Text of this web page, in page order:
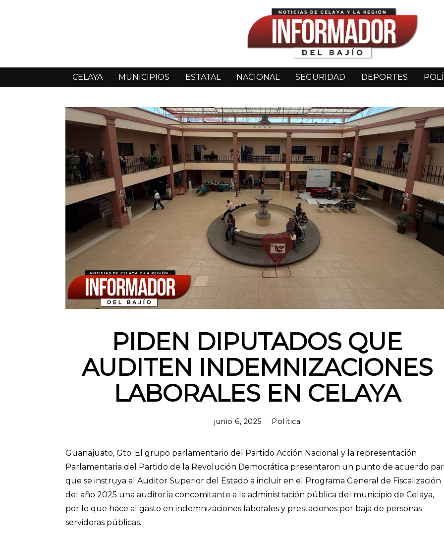
CELAYA MUNICIPIOS ESTATAL NACIONAL SEGURIDAD DEPORTES
PIDEN DIPUTADOS QUE
AUDITEN INDEMNIZACIONES
LABORALES EN CELAYA
junio 6, 2025 Política
Guanajuato, Gto; El grupo parlamentario del Partido Acción Nacional y la representación
Parlamentaria del Partido de la Revolución Democrática presentaron un punto de acuerdo
que se instruya al Auditor Superior del Estado a incluir en el Programa General de Fiscalización
del año 2025 una auditoría concomitante a la administración pública del municipio de Celaya,
por lo que hace al gasto en indemnizaciones laborales y prestaciones por baja de personas
servidoras públicas.